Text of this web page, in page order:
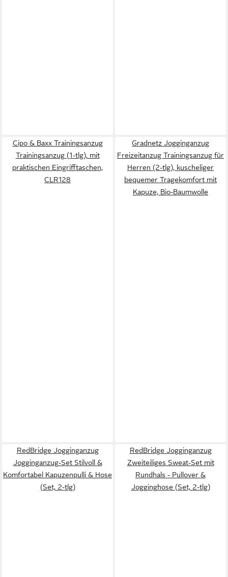
Cipo & Baxx Trainingsanzug
Trainingsanzug (1-tlg), mit
praktischen Eingrifftaschen,
CLR128
Gradnetz Jogginganzug
Freizeitanzug Trainingsanzug für
Herren (2-tlg), kuscheliger
bequemer Tragekomfort mit
Kapuze, Bio-Baumwolle
RedBridge Jogginganzug
Jogginganzug-Set Stilvoll &
Komfortabel Kapuzenpulli & Hose
(Set, 2-tlg)
RedBridge Jogginganzug
Zweiteiliges Sweat-Set mit
Rundhals - Pullover &
Jogginghose (Set, 2-tlg)